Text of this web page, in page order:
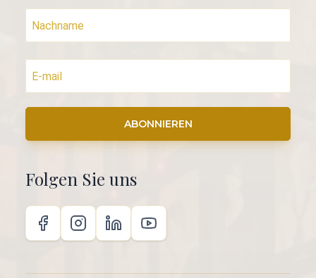
ABONNIEREN
Folgen Sie uns